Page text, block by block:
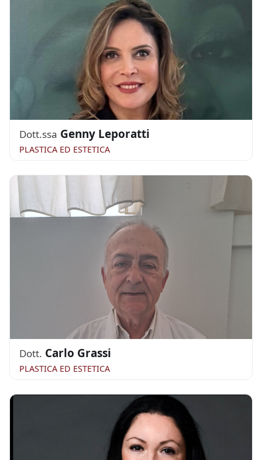
Dott.ssa Genny Leporatti
PLASTICA ED ESTETICA
Dott. Carlo Grassi
PLASTICA ED ESTETICA